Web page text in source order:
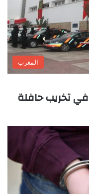
المغرب
في تخريب حافلة